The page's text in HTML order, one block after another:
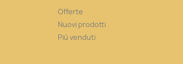
Offerte
Nuovi prodotti
Più venduti